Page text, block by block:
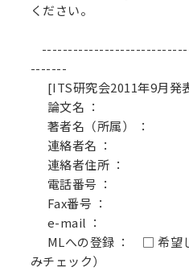
ください。
-------
[ITS研究会2011年9月発
論文名 ：
著者名（所属） ：
連絡者名 ：
連絡者住所 ：
電話番号 ：
Fax番号 ：
e-mail ：
MLへの登録 ： □ 希望
みチェック）